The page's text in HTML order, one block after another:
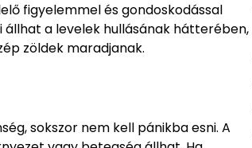
figyelemmel és gondoskodással
a levelek hullásának hátterében,
zöldek maradjanak.
sokszor nem kell pánikba esni. A